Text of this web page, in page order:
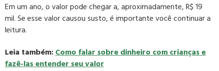
Em um ano, o valor pode chegar a, aproximadamente, R$ 19
mil. Se esse valor causou susto, é importante você continuar a
leitura.
Leia também:Como falar sobre dinheiro com crianças e
fazê-las entender seu valor